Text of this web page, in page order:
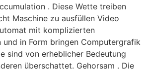
. Diese Wette treiben
Maschine zu ausfüllen Video
mit komplizierten
und in Form bringen Computergrafik
sind von erheblicher Bedeutung
überschattet. Gehorsam . Die